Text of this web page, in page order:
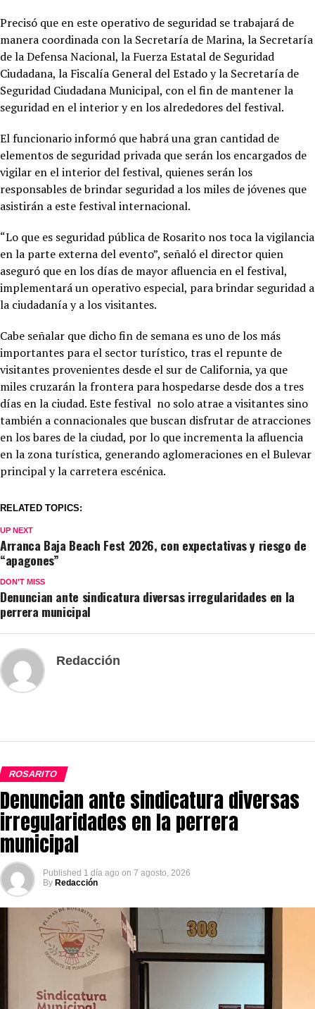
Precisó que en este operativo de seguridad se trabajará de
manera coordinada con la Secretaría de Marina, la Secretaría
de la Defensa Nacional, la Fuerza Estatal de Seguridad
Ciudadana, la Fiscalía General del Estado y la Secretaría de
Seguridad Ciudadana Municipal, con el fin de mantener la
seguridad en el interior y en los alrededores del festival.
El funcionario informó que habrá una gran cantidad de
elementos de seguridad privada que serán los encargados de
vigilar en el interior del festival, quienes serán los
responsables de brindar seguridad a los miles de jóvenes que
asistirán a este festival internacional.
“Lo que es seguridad pública de Rosarito nos toca la vigilancia
en la parte externa del evento”, señaló el director quien
aseguró que en los días de mayor afluencia en el festival,
implementará un operativo especial, para brindar seguridad a
la ciudadanía y a los visitantes.
Cabe señalar que dicho fin de semana es uno de los más
importantes para el sector turístico, tras el repunte de
visitantes provenientes desde el sur de California, ya que
miles cruzarán la frontera para hospedarse desde dos a tres
días en la ciudad. Este festival no solo atrae a visitantes sino
también a connacionales que buscan disfrutar de atracciones
en los bares de la ciudad, por lo que incrementa la afluencia
en la zona turística, generando aglomeraciones en el Bulevar
principal y la carretera escénica.
RELATED TOPICS:
UP NEXT
Arranca Baja Beach Fest 2026, con expectativas y riesgo de
“apagones”
DON'T MISS
Denuncian ante sindicatura diversas irregularidades en la
perrera municipal
Redacción
ROSARITO
Denuncian ante sindicatura diversas
irregularidades en la perrera
municipal
Published 1 día ago on 7 agosto, 2026
By Redacción